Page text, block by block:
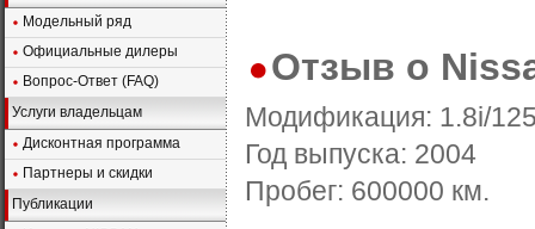
Модельный ряд
Официальные дилеры
Вопрос-Ответ (FAQ)
Услуги владельцам
Дисконтная программа
Партнеры и скидки
Публикации
Отзыв о
Модификация: 1.8i/
Год выпуска: 2004
Пробег: 600000 км.